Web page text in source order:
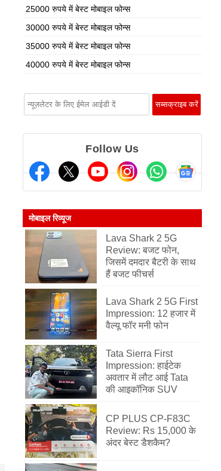
25000 रुपये में बेस्ट मोबाइल फोन्स
30000 रुपये में बेस्ट मोबाइल फोन्स
35000 रुपये में बेस्ट मोबाइल फोन्स
40000 रुपये में बेस्ट मोबाइल फोन्स
Follow Us
मोबाइल रिव्यूज
Lava Shark 2 5G
Review: बजट फोन,
जिसमें दमदार बैटरी के साथ
हैं बजट फीचर्स
Lava Shark 2 5G First
Impression: 12 हजार में
वैल्यू फॉर मनी फोन
Tata Sierra First
Impression: हाईटेक
अवतार में लौट आई Tata
की आइकॉनिक SUV
CP PLUS CP-F83C
Review: Rs 15,000 के
अंदर बेस्ट डैशकैम?